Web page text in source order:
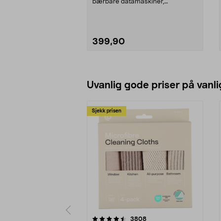
bærbare datamaskiner,
399,90
Uvanlig gode priser på
Sjekk prisen
3808anmeldelser
4.5av 5 stjerner